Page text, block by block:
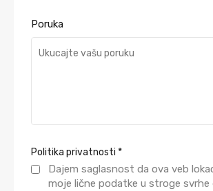
Poruka
Politika privatnosti *
Dajem saglasnost da ova veb
moje lične podatke u stroge svrhe